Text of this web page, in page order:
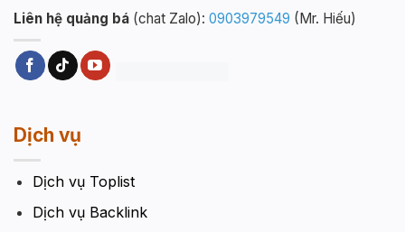
Liên hệ quảng bá (chat Zalo): 0903979549 (Mr. Hiếu)
Dịch vụ
Dịch vụ Toplist
Dịch vụ Backlink